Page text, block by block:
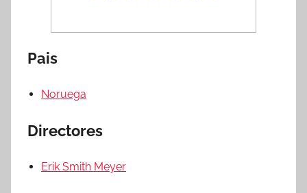
Pais
Noruega
Directores
Erik Smith Meyer